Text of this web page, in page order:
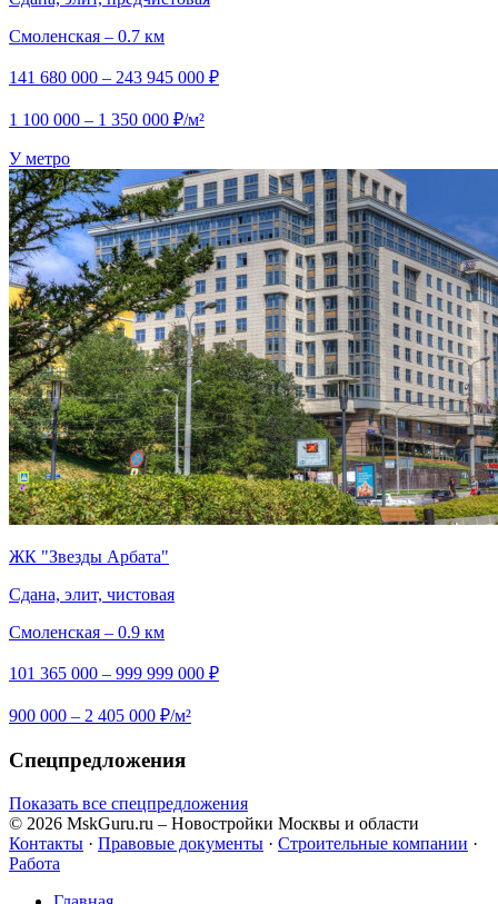
Смоленская – 0.7 км
141 680 000 – 243 945 000 ₽
1 100 000 – 1 350 000 ₽/м²
У метро
ЖК "Звезды Арбата"
Сдана, элит, чистовая
Смоленская – 0.9 км
101 365 000 – 999 999 000 ₽
900 000 – 2 405 000 ₽/м²
Спецпредложения
Показать все спецпредложения
© 2026 MskGuru.ru – Новостройки Москвы и области
Контакты · Правовые документы · Строительные компании ·
Работа